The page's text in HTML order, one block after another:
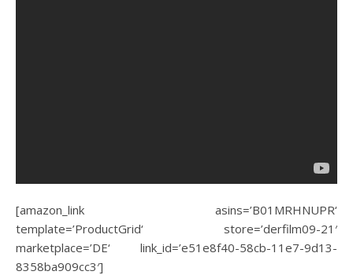
[amazon_link asins=’B01MRHNUPR‘
template=’ProductGrid‘ store=’derfilm09-21′
marketplace=’DE‘ link_id=’e51e8f40-58cb-11e7-9d13-
8358ba909cc3′]